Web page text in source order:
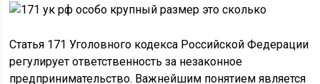
Статья 171 Уголовного кодекса Российской Федерации
регулирует ответственность за незаконное
предпринимательство. Важнейшим понятием является